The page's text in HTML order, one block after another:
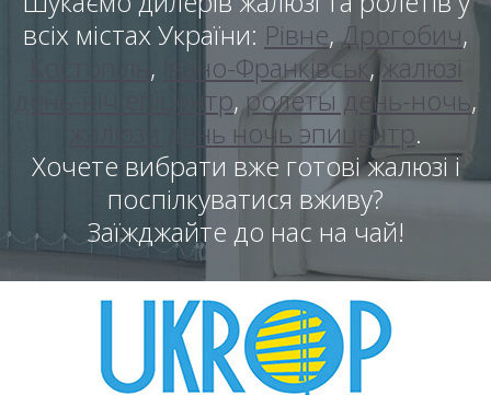
всіх містах України: Рівне, Дрогобич,
, Івано-Франківськ ,жалюзі
день-ніч епіцентр, ролеты день-ночь,
жалюзи день ночь эпицентр.
Хочете вибрати вже готові жалюзі і
поспілкуватися вживу?
Заїжджайте до нас на чай!